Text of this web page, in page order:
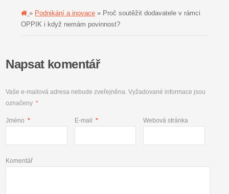
» Podnikání a inovace » Proč soutěžit dodavatele v rámci
OPPIK i když nemám povinnost?
Napsat komentář
Vaše e-mailová adresa nebude zveřejněna. Vyžadované informace jsou
označeny *
Jméno * E-mail * Webová stránka
Komentář